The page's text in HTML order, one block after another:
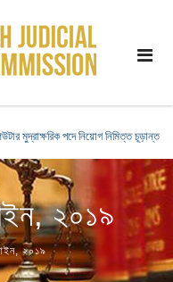
মুদ্রাক্ষরিক পদে নিয়োগ নিমিত্ত চূড়ান্ত
২০১৯
২০১৯